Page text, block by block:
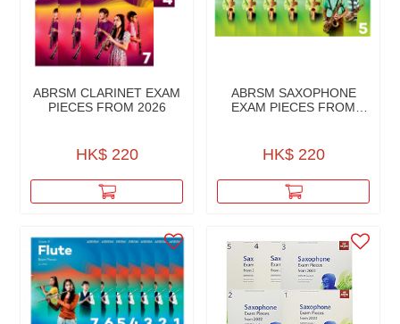
ABRSM CLARINET EXAM
PIECES FROM 2026
HK$ 220
ABRSM SAXOPHONE
EXAM PIECES FROM
HK$ 220